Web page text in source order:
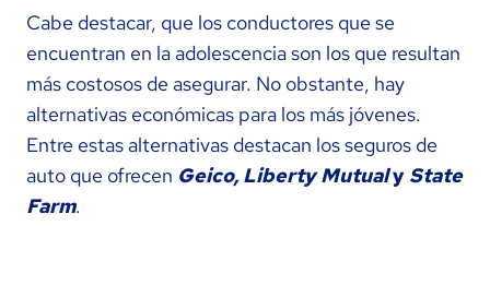
Cabe destacar, que los conductores que se
encuentran en la adolescencia son los que resultan
más costosos de asegurar. No obstante, hay
alternativas económicas para los más jóvenes.
Entre estas alternativas destacan los seguros de
auto que ofrecen Geico, Liberty Mutualy State
Farm.